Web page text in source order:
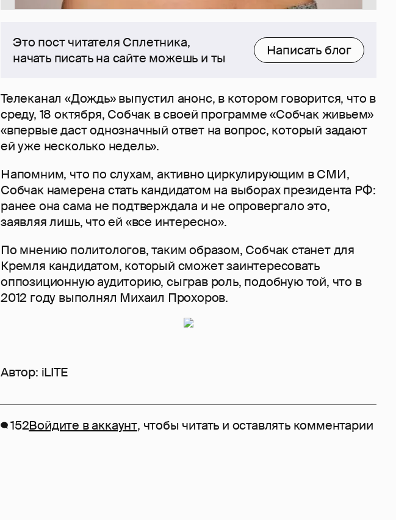
Это пост читателя Сплетника,
начать писать на сайте можешь и ты
Написать блог
Телеканал «Дождь» выпустил анонс, в котором говорится, что в
среду, 18 октября, Собчак в своей программе «Собчак живьем»
«впервые даст однозначный ответ на вопрос, который задают
ей уже несколько недель».
Напомним, что по слухам, активно циркулирующим в СМИ,
Собчак намерена стать кандидатом на выборах президента РФ:
ранее она сама не подтверждала и не опровергало это,
заявляя лишь, что ей «все интересно».
По мнению политологов, таким образом, Собчак станет для
Кремля кандидатом, который сможет заинтересовать
оппозиционную аудиторию, сыграв роль, подобную той, что в
2012 году выполнял Михаил Прохоров.
Автор: iLITE
152Войдите в аккаунт, чтобы читать и оставлять комментарии